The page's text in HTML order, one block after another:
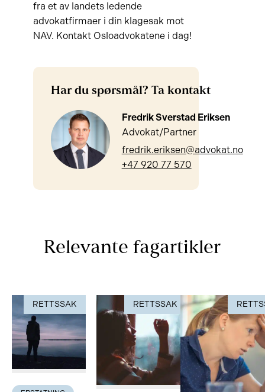
fra et av landets ledende
advokatfirmaer i din klagesak mot
NAV. Kontakt Osloadvokatene i dag!
Har du spørsmål? Ta kontakt
Fredrik Sverstad Eriksen
Advokat/Partner
fredrik.eriksen@advokat.no
+47 920 77 570
Relevante fagartikler
RETTSSAK RETTSSAK